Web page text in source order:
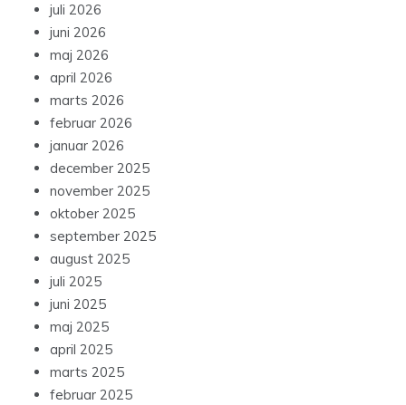
juli 2026
juni 2026
maj 2026
april 2026
marts 2026
februar 2026
januar 2026
december 2025
november 2025
oktober 2025
september 2025
august 2025
juli 2025
juni 2025
maj 2025
april 2025
marts 2025
februar 2025